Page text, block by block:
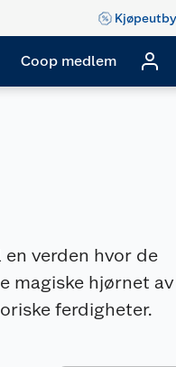
Coop medlem
verden hvor de
magiske hjørnet av
ferdigheter.